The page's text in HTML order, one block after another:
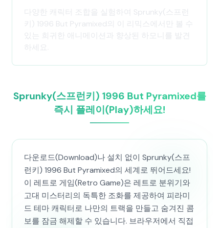
다양한 캐릭터 조합을 실험하여 Sprunky(스프런
키) 1996 But Pyramixed의 이 리믹스에서만 볼 수
있는 희귀한 애니메이션과 향상된 하모니를 발견
하세요.
Sprunky(스프런키) 1996 But Pyramixed를
즉시 플레이(Play)하세요!
다운로드(Download)나 설치 없이 Sprunky(스프
런키) 1996 But Pyramixed의 세계로 뛰어드세요!
이 레트로 게임(Retro Game)은 레트로 분위기와
고대 미스터리의 독특한 조화를 제공하여 피라미
드 테마 캐릭터로 나만의 트랙을 만들고 숨겨진 콤
보를 잠금 해제할 수 있습니다. 브라우저에서 직접